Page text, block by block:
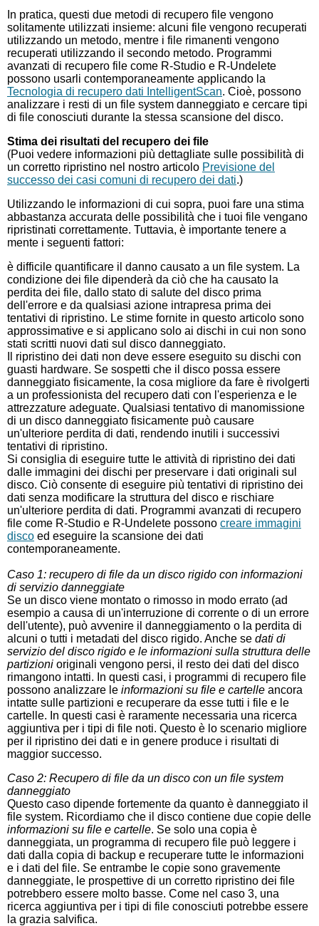
In pratica, questi due metodi di recupero file vengono
solitamente utilizzati insieme: alcuni file vengono recuperati
utilizzando un metodo, mentre i file rimanenti vengono
recuperati utilizzando il secondo metodo. Programmi
avanzati di recupero file come R-Studio e R-Undelete
possono usarli contemporaneamente applicando la
Tecnologia di recupero dati IntelligentScan. Cioè, possono
analizzare i resti di un file system danneggiato e cercare tipi
di file conosciuti durante la stessa scansione del disco.
Stima dei risultati del recupero dei file
(Puoi vedere informazioni più dettagliate sulle possibilità di
un corretto ripristino nel nostro articolo Previsione del
successo dei casi comuni di recupero dei dati.)
Utilizzando le informazioni di cui sopra, puoi fare una stima
abbastanza accurata delle possibilità che i tuoi file vengano
ripristinati correttamente. Tuttavia, è importante tenere a
mente i seguenti fattori:
è difficile quantificare il danno causato a un file system. La
condizione dei file dipenderà da ciò che ha causato la
perdita dei file, dallo stato di salute del disco prima
dell'errore e da qualsiasi azione intrapresa prima dei
tentativi di ripristino. Le stime fornite in questo articolo sono
approssimative e si applicano solo ai dischi in cui non sono
stati scritti nuovi dati sul disco danneggiato.
Il ripristino dei dati non deve essere eseguito su dischi con
guasti hardware. Se sospetti che il disco possa essere
danneggiato fisicamente, la cosa migliore da fare è rivolgerti
a un professionista del recupero dati con l'esperienza e le
attrezzature adeguate. Qualsiasi tentativo di manomissione
di un disco danneggiato fisicamente può causare
un'ulteriore perdita di dati, rendendo inutili i successivi
tentativi di ripristino.
Si consiglia di eseguire tutte le attività di ripristino dei dati
dalle immagini dei dischi per preservare i dati originali sul
disco. Ciò consente di eseguire più tentativi di ripristino dei
dati senza modificare la struttura del disco e rischiare
un'ulteriore perdita di dati. Programmi avanzati di recupero
file come R-Studio e R-Undelete possono creare immagini
disco ed eseguire la scansione dei dati
contemporaneamente.
Caso 1: recupero di file da un disco rigido con informazioni
di servizio danneggiate
Se un disco viene montato o rimosso in modo errato (ad
esempio a causa di un'interruzione di corrente o di un errore
dell'utente), può avvenire il danneggiamento o la perdita di
alcuni o tutti i metadati del disco rigido. Anche se dati di
servizio del disco rigido e le informazioni sulla struttura delle
partizioni originali vengono persi, il resto dei dati del disco
rimangono intatti. In questi casi, i programmi di recupero file
possono analizzare le informazioni su file e cartelle ancora
intatte sulle partizioni e recuperare da esse tutti i file e le
cartelle. In questi casi è raramente necessaria una ricerca
aggiuntiva per i tipi di file noti. Questo è lo scenario migliore
per il ripristino dei dati e in genere produce i risultati di
maggior successo.
Caso 2: Recupero di file da un disco con un file system
danneggiato
Questo caso dipende fortemente da quanto è danneggiato il
file system. Ricordiamo che il disco contiene due copie delle
informazioni su file e cartelle. Se solo una copia è
danneggiata, un programma di recupero file può leggere i
dati dalla copia di backup e recuperare tutte le informazioni
e i dati del file. Se entrambe le copie sono gravemente
danneggiate, le prospettive di un corretto ripristino dei file
potrebbero essere molto basse. Come nel caso 3, una
ricerca aggiuntiva per i tipi di file conosciuti potrebbe essere
la grazia salvifica.